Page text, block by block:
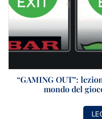
“GAMING OUT”:
mondo del